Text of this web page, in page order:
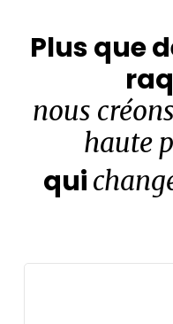
Plus que
nous
haute
qui